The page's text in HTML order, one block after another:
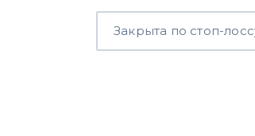
Закрыта по стоп-